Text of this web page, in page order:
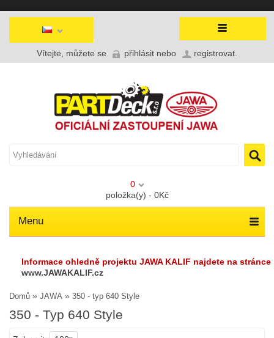
Vítejte, můžete se přihlásit nebo registrovat
0
položka(y) - 0Kč
Menu
Informace ohledně projektu JAWA KALIF najdete na stránce
www.JAWAKALIF.cz
Domů » JAWA » 350 - typ 640 Style
350 - Typ 640 Style